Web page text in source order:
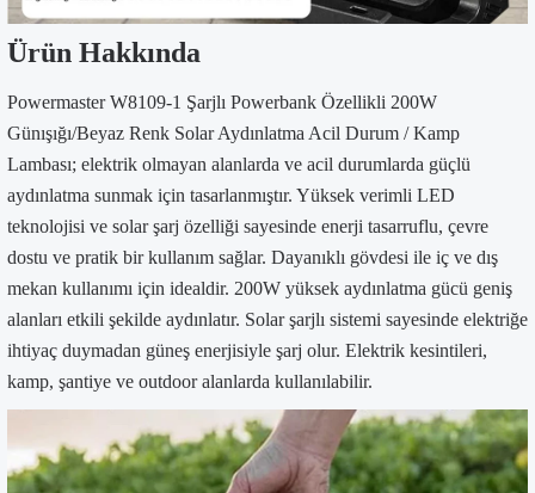
Ürün Hakkında
Powermaster W8109-1 Şarjlı Powerbank Özellikli 200W
Günışığı/Beyaz Renk Solar Aydınlatma Acil Durum / Kamp
Lambası; elektrik olmayan alanlarda ve acil durumlarda güçlü
aydınlatma sunmak için tasarlanmıştır. Yüksek verimli LED
teknolojisi ve solar şarj özelliği sayesinde enerji tasarruflu, çevre
dostu ve pratik bir kullanım sağlar. Dayanıklı gövdesi ile iç ve dış
mekan kullanımı için idealdir. 200W yüksek aydınlatma gücü geniş
alanları etkili şekilde aydınlatır. Solar şarjlı sistemi sayesinde elektriğe
ihtiyaç duymadan güneş enerjisiyle şarj olur. Elektrik kesintileri,
kamp, şantiye ve outdoor alanlarda kullanılabilir.